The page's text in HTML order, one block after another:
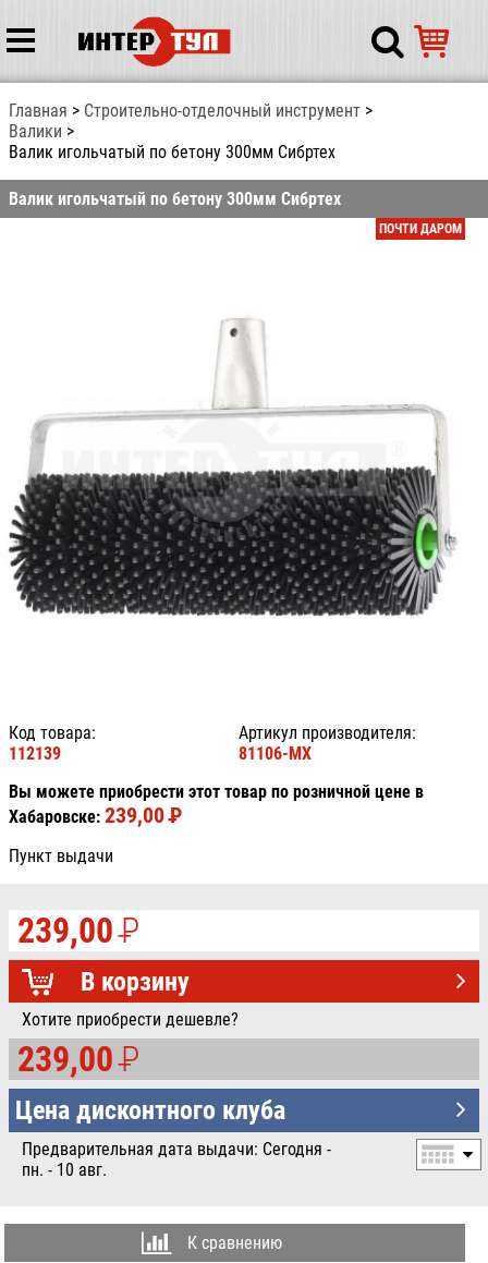
Главная
Строительно-отделочный инструмент
Валики
Валик игольчатый по бетону 300мм Сибртех
Валик игольчатый по бетону 300мм Сибртех
ПОЧТИ ДАРОМ
Код товара:
112139
Артикул производителя:
81106-MX
Вы можете приобрести этот товар по розничной цене в
Хабаровске: 239,00PУБ.
Пункт выдачи
239,00P
УБ.
В корзину
Хотите приобрести дешевле?
239,00P
УБ.
Цена дисконтного клуба
Предварительная дата выдачи: Сегодня -
пн. - 10 авг.
К сравнению